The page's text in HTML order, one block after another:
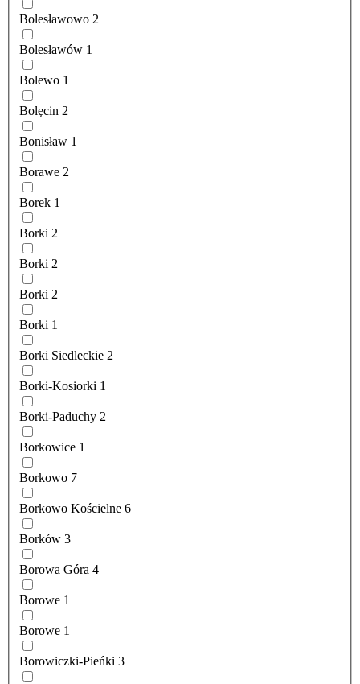
Bolesławowo 2
Bolesławów 1
Bolewo 1
Bolęcin 2
Bonisław 1
Borawe 2
Borek 1
Borki 2
Borki 2
Borki 2
Borki 1
Borki Siedleckie 2
Borki-Kosiorki 1
Borki-Paduchy 2
Borkowice 1
Borkowo 7
Borkowo Kościelne 6
Borków 3
Borowa Góra 4
Borowe 1
Borowe 1
Borowiczki-Pieńki 3